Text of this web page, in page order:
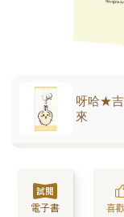
呀哈★吉
來
電子書 喜